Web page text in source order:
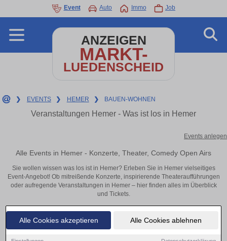
Alle Cookies akzeptieren Alle Cookies ablehnen
Event Auto Immo Job
ANZEIGEN
MARKT-
LUEDENSCHEID
❯ EVENTS ❯ HEMER ❯ BAUEN-WOHNEN
Veranstaltungen Hemer - Was ist los in Hemer
Events anlegen
Alle Events in Hemer - Konzerte, Theater, Comedy Open Airs
Sie wollen wissen was los ist in Hemer? Erleben Sie in Hemer vielseitiges
Event-Angebot! Ob mitreißende Konzerte, inspirierende Theateraufführungen
oder aufregende Veranstaltungen in Hemer – hier finden alles im Überblick
und Tickets.